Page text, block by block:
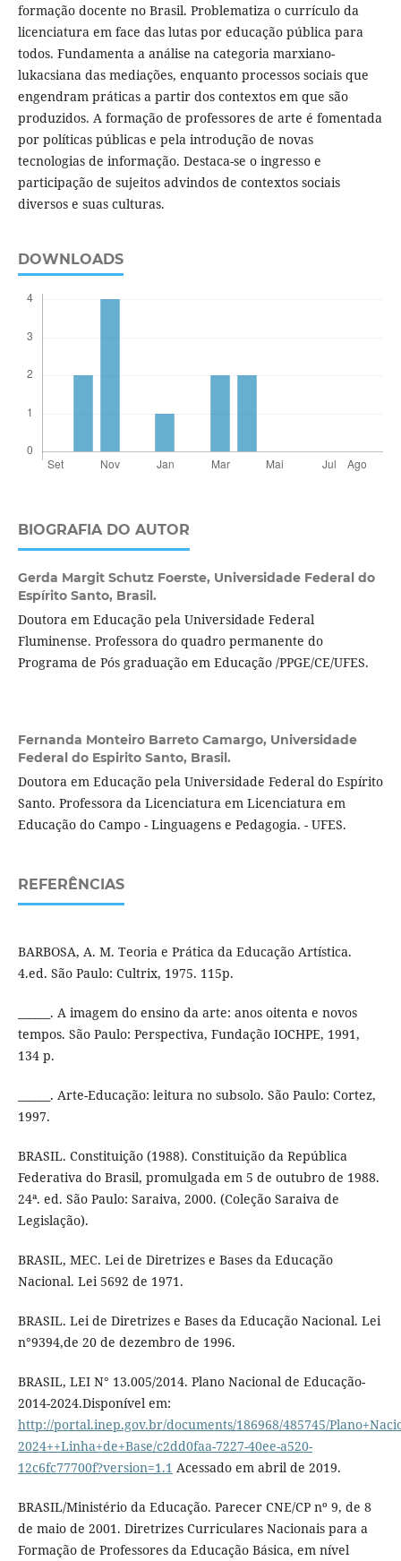
formação docente no Brasil. Problematiza o currículo da
licenciatura em face das lutas por educação pública para
todos. Fundamenta a análise na categoria marxiano-
lukacsiana das mediações, enquanto processos sociais que
engendram práticas a partir dos contextos em que são
produzidos. A formação de professores de arte é fomentada
por políticas públicas e pela introdução de novas
tecnologias de informação. Destaca-se o ingresso e
participação de sujeitos advindos de contextos sociais
diversos e suas culturas.
DOWNLOADS
BIOGRAFIA DO AUTOR
Gerda Margit Schutz Foerste, Universidade Federal do
Espírito Santo, Brasil.
Doutora em Educação pela Universidade Federal
Fluminense. Professora do quadro permanente do
Programa de Pós graduação em Educação /PPGE/CE/UFES.
Fernanda Monteiro Barreto Camargo, Universidade
Federal do Espirito Santo, Brasil.
Doutora em Educação pela Universidade Federal do Espírito
Santo. Professora da Licenciatura em Licenciatura em
Educação do Campo - Linguagens e Pedagogia. - UFES.
REFERÊNCIAS
BARBOSA, A. M. Teoria e Prática da Educação Artística.
4.ed. São Paulo: Cultrix, 1975. 115p.
______. A imagem do ensino da arte: anos oitenta e novos
tempos. São Paulo: Perspectiva, Fundação IOCHPE, 1991,
134 p.
______. Arte-Educação: leitura no subsolo. São Paulo: Cortez,
1997.
BRASIL. Constituição (1988). Constituição da República
Federativa do Brasil, promulgada em 5 de outubro de 1988.
24ª. ed. São Paulo: Saraiva, 2000. (Coleção Saraiva de
Legislação).
BRASIL, MEC. Lei de Diretrizes e Bases da Educação
Nacional. Lei 5692 de 1971.
BRASIL. Lei de Diretrizes e Bases da Educação Nacional. Lei
n°9394,de 20 de dezembro de 1996.
BRASIL, LEI N° 13.005/2014. Plano Nacional de Educação-
2014-2024.Disponível em:
http://portal.inep.gov.br/documents/186968/485745/
2024++Linha+de+Base/c2dd0faa-7227-40ee-a520-
12c6fc77700f?version=1.1 Acessado em abril de 2019.
BRASIL/Ministério da Educação. Parecer CNE/CP nº 9, de 8
de maio de 2001. Diretrizes Curriculares Nacionais para a
Formação de Professores da Educação Básica, em nível